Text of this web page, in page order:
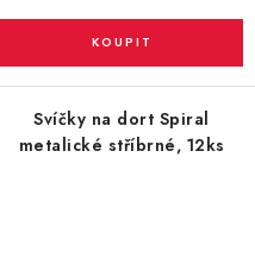
Svíčky na dort Spiral
metalické stříbrné, 12ks